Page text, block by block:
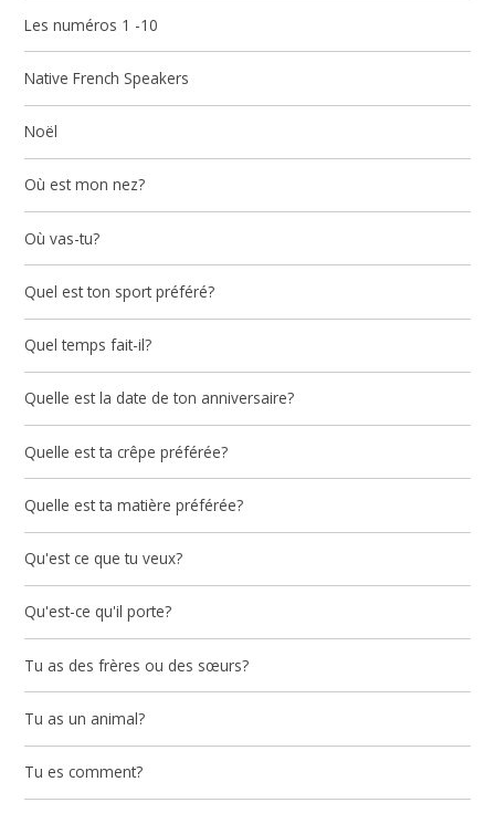
Les numéros 1 -10
Native French Speakers
Noël
Où est mon nez?
Où vas-tu?
Quel est ton sport préféré?
Quel temps fait-il?
Quelle est la date de ton anniversaire?
Quelle est ta crêpe préférée?
Quelle est ta matière préférée?
Qu'est ce que tu veux?
Qu'est-ce qu'il porte?
Tu as des frères ou des sœurs?
Tu as un animal?
Tu es comment?